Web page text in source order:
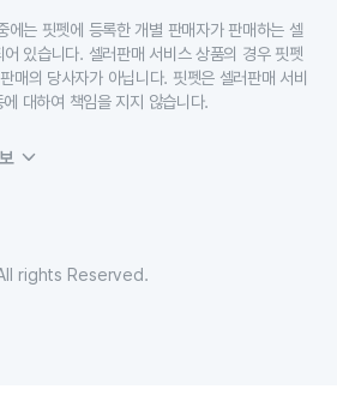
에는 핏펫에 등록한 개별 판매자가 판매하는 셀
있습니다. 셀러판매 서비스 상품의 경우 핏펫
매의 당사자가 아닙니다. 핏펫은 셀러판매 서비
대하여 책임을 지지 않습니다.
rights Reserved.